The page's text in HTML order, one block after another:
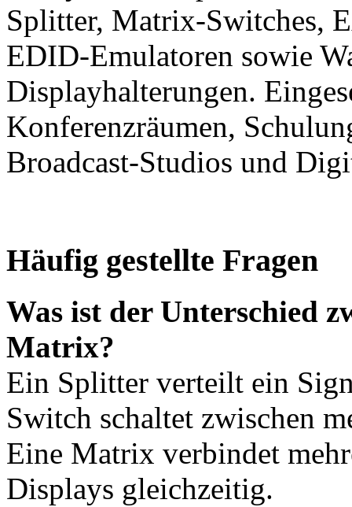
Splitter, Matrix-Switches,
EDID-Emulatoren sowie
Displayhalterungen.
Konferenzräumen,
Broadcast-Studios und
Häufig gestellte Fragen
Was ist der Unterschied
Matrix?
Ein Splitter verteilt ein
Switch schaltet zwischen
Eine Matrix verbindet
Displays gleichzeitig.